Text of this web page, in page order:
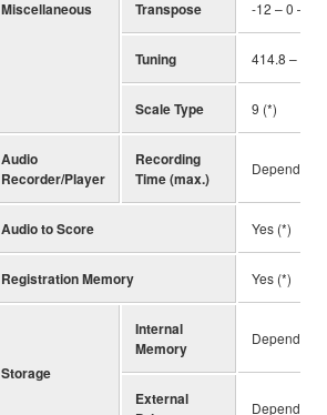
Miscellaneous Transpose -12 – 0 –
Tuning 414.8 –
Scale Type 9 (*)
Audio
Recorder/Player
Recording
Time (max.)
Depending
Audio to Score Yes (*)
Registration Memory Yes (*)
Storage
Internal
Memory
Depending
External
Depending